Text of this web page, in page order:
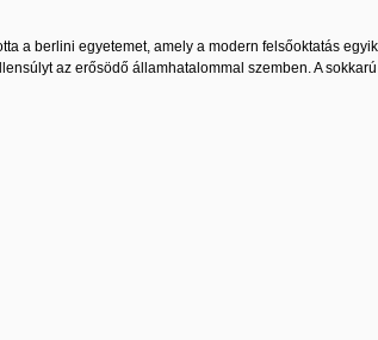
a berlini egyetemet, amely a modern felsőoktatás
az erősödő államhatalommal szemben. A